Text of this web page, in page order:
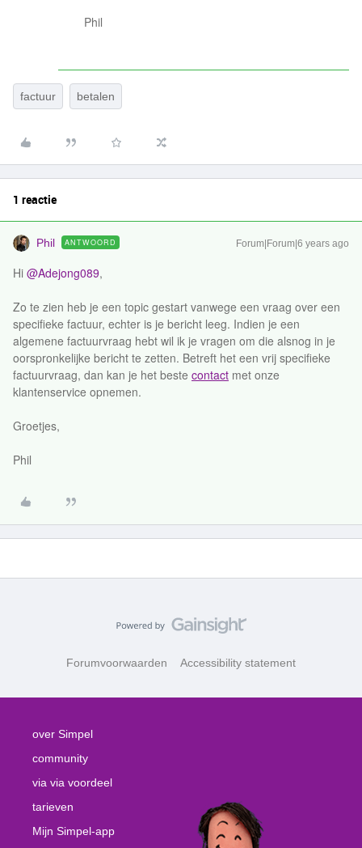
Phil
factuur betalen
1 reactie
Phil ANTWOORD Forum|Forum|6 years ago
Hi @Adejong089,
Zo te zien heb je een topic gestart vanwege een vraag over een
specifieke factuur, echter is je bericht leeg. Indien je een
algemene factuurvraag hebt wil ik je vragen om die alsnog in je
oorspronkelijke bericht te zetten. Betreft het een vrij specifieke
factuurvraag, dan kan je het beste contact met onze
klantenservice opnemen.
Groetjes,
Phil
Forumvoorwaarden Accessibility statement
over Simpel
community
via via voordeel
tarieven
Mijn Simpel-app